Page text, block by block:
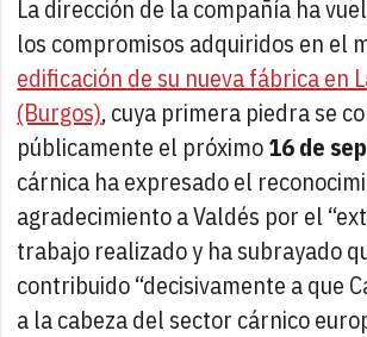
La dirección de la compañía ha
los compromisos adquiridos en el
edificación de su nueva fábrica en
(Burgos), cuya primera piedra se
públicamente el próximo16 de
cárnica ha expresado el
agradecimiento a Valdés por el
trabajo realizado y ha subrayado
contribuido “decisivamente a que
a la cabeza del sector cárnico